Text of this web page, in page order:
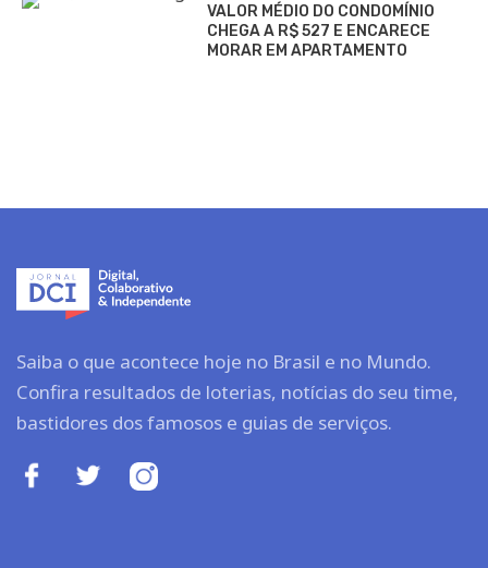
VALOR MÉDIO DO CONDOMÍNIO
CHEGA A R$ 527 E ENCARECE
MORAR EM APARTAMENTO
Saiba o que acontece hoje no Brasil e no Mundo.
Confira resultados de loterias, notícias do seu time,
bastidores dos famosos e guias de serviços.